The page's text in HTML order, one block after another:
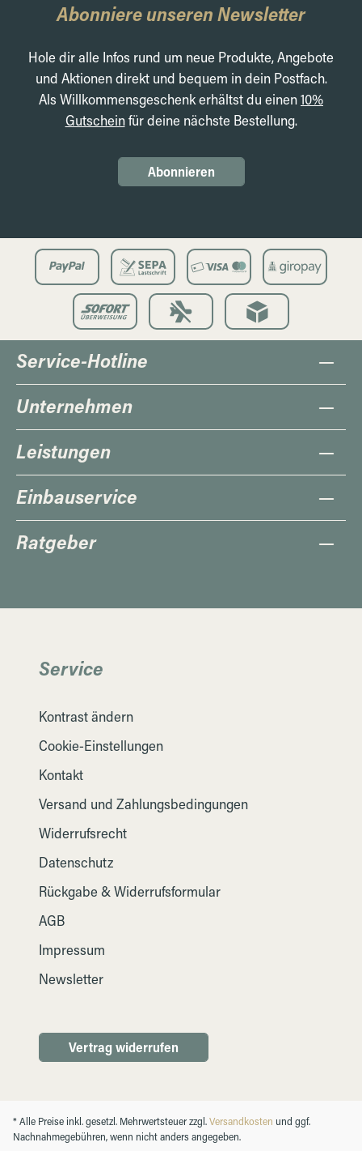
Abonniere unseren Newsletter
Hole dir alle Infos rund um neue Produkte, Angebote
und Aktionen direkt und bequem in dein Postfach.
Als Willkommensgeschenk erhältst du einen10%
Gutscheinfür deine nächste Bestellung.
Abonnieren
Service-Hotline
Unternehmen
Leistungen
Einbauservice
Ratgeber
Service
Kontrast ändern
Cookie-Einstellungen
Kontakt
Versand und Zahlungsbedingungen
Widerrufsrecht
Datenschutz
Rückgabe & Widerrufsformular
AGB
Impressum
Newsletter
Vertrag widerrufen
* Alle Preise inkl. gesetzl. Mehrwertsteuer zzgl.Versandkosten und ggf.
Nachnahmegebühren, wenn nicht anders angegeben.